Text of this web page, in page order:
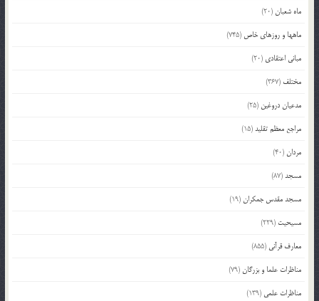
ماه شعبان(20)
ماهها و روزهای خاص (745)
مبانی اعتقادی (20)
مختلف (367)
مدعیان دروغین (25)
مراجع معظم تقلید(15)
مردان(40)
مسجد(87)
مسجد مقدس جمکران(19)
مسیحیت (229)
معارف قرآنی (855)
مناظرات علما و بزرگان(79)
مناظرات علمی (139)